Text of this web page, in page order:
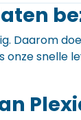
Daarom
snelle